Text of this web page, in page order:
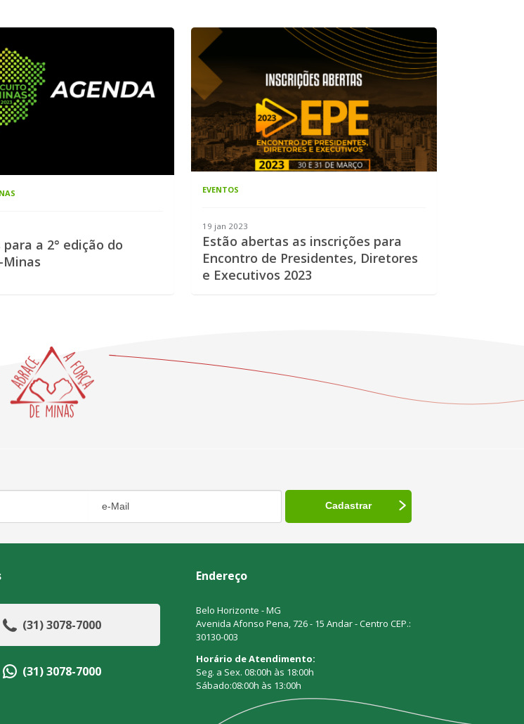
para a 2° edição do
Minas
EVENTOS
19 jan 2023
Estão abertas as inscrições para
Encontro de Presidentes, Diretores
e Executivos 2023
(31) 3078-7000
(31) 3078-7000
Endereço
Belo Horizonte - MG
Avenida Afonso Pena, 726 - 15 Andar - Centro CEP.:
30130-003
Horário de Atendimento:
Seg. a Sex. 08:00h às 18:00h
Sábado:08:00h às 13:00h